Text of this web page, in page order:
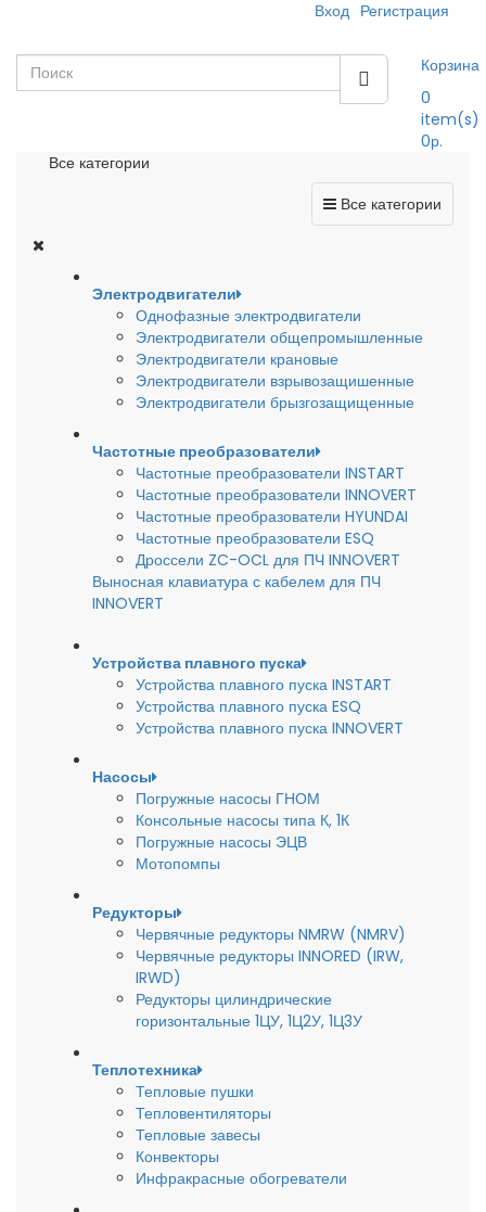
Вход Регистрация
Корзина
0
item(s)
0р.
Все категории
Все категории
Электродвигатели
Однофазные электродвигатели
Электродвигатели общепромышленные
Электродвигатели крановые
Электродвигатели взрывозащишенные
Электродвигатели брызгозащищенные
Частотные преобразователи
Частотные преобразователи INSTART
Частотные преобразователи INNOVERT
Частотные преобразователи HYUNDAI
Частотные преобразователи ESQ
Дроссели ZC-OCL для ПЧ INNOVERT
Выносная клавиатура с кабелем для ПЧ
INNOVERT
Устройства плавного пуска
Устройства плавного пуска INSTART
Устройства плавного пуска ESQ
Устройства плавного пуска INNOVERT
Насосы
Погружные насосы ГНОМ
Консольные насосы типа К, 1К
Погружные насосы ЭЦВ
Мотопомпы
Редукторы
Червячные редукторы NMRW (NMRV)
Червячные редукторы INNORED (IRW,
IRWD)
Редукторы цилиндрические
горизонтальные 1ЦУ, 1Ц2У, 1Ц3У
Теплотехника
Тепловые пушки
Тепловентиляторы
Тепловые завесы
Конвекторы
Инфракрасные обогреватели